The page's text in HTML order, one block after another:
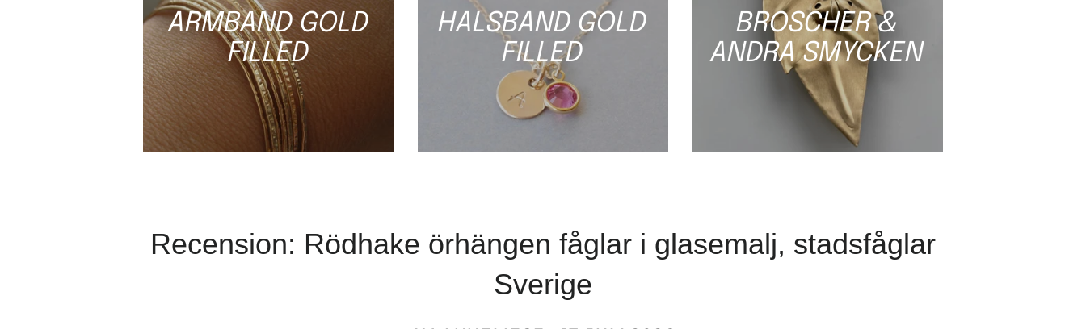
ARMBAND GOLD
FILLED
HALSBAND GOLD
FILLED
BROSCHER &
ANDRA SMYCKEN
Recension: Rödhake örhängen fåglar i glasemalj, stadsfåglar
Sverige